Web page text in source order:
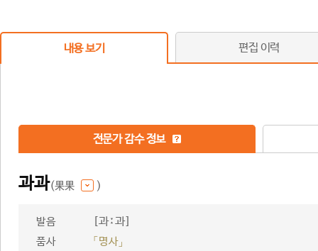
내용 보기 편집 이력
전문가 감수 정보
과과(果果 )
발음 [과ː과]
품사
「명사」